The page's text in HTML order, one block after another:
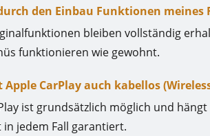
den Einbau Funktionen meines
bleiben vollständig
funktionieren wie gewohnt.
CarPlay auch kabellos
ist grundsätzlich möglich und
in jedem Fall garantiert.